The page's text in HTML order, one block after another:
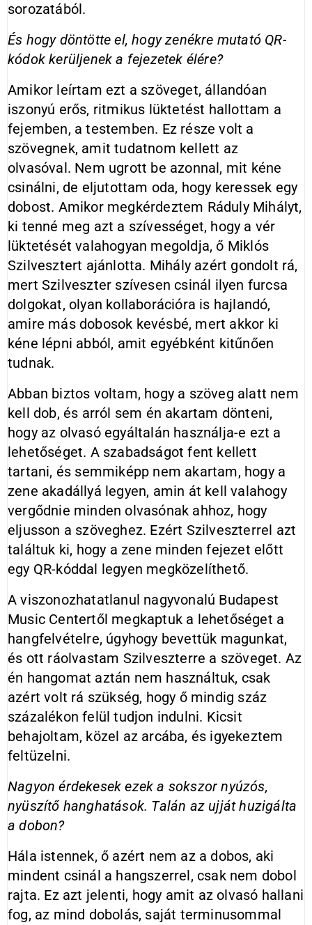
sorozatából.
És hogy döntötte el, hogy zenékre mutató QR-
kódok kerüljenek a fejezetek élére?
Amikor leírtam ezt a szöveget, állandóan
iszonyú erős, ritmikus lüktetést hallottam a
fejemben, a testemben. Ez része volt a
szövegnek, amit tudatnom kellett az
olvasóval. Nem ugrott be azonnal, mit kéne
csinálni, de eljutottam oda, hogy keressek egy
dobost. Amikor megkérdeztem Ráduly Mihályt,
ki tenné meg azt a szívességet, hogy a vér
lüktetését valahogyan megoldja, ő Miklós
Szilvesztert ajánlotta. Mihály azért gondolt rá,
mert Szilveszter szívesen csinál ilyen furcsa
dolgokat, olyan kollaborációra is hajlandó,
amire más dobosok kevésbé, mert akkor ki
kéne lépni abból, amit egyébként kitűnően
tudnak.
Abban biztos voltam, hogy a szöveg alatt nem
kell dob, és arról sem én akartam dönteni,
hogy az olvasó egyáltalán használja-e ezt a
lehetőséget. A szabadságot fent kellett
tartani, és semmiképp nem akartam, hogy a
zene akadállyá legyen, amin át kell valahogy
vergődnie minden olvasónak ahhoz, hogy
eljusson a szöveghez. Ezért Szilveszterrel azt
találtuk ki, hogy a zene minden fejezet előtt
egy QR-kóddal legyen megközelíthető.
A viszonozhatatlanul nagyvonalú Budapest
Music Centertől megkaptuk a lehetőséget a
hangfelvételre, úgyhogy bevettük magunkat,
és ott ráolvastam Szilveszterre a szöveget. Az
én hangomat aztán nem használtuk, csak
azért volt rá szükség, hogy ő mindig száz
százalékon felül tudjon indulni. Kicsit
behajoltam, közel az arcába, és igyekeztem
feltüzelni.
Nagyon érdekesek ezek a sokszor nyúzós,
nyüszítő hanghatások. Talán az ujját huzigálta
a dobon?
Hála istennek, ő azért nem az a dobos, aki
mindent csinál a hangszerrel, csak nem dobol
rajta. Ez azt jelenti, hogy amit az olvasó hallani
fog, az mind dobolás, saját terminusommal